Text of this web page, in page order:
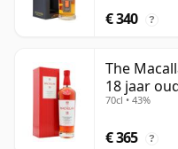
€ 340 ?
The
18 jaar
70cl • 43%
€ 365 ?